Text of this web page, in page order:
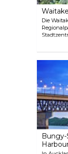
Die
perfekte
Beach
anbietet,
Wein-
Bungy-